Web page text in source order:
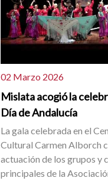
02 Marzo 2026
Mislata acogió la
Día de Andalucía
La gala celebrada en el
Cultural Carmen Alborch
actuación de los grupos y
principales de la